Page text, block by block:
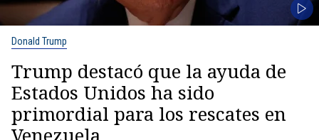
Donald Trump
Trump destacó que la ayuda de
Estados Unidos ha sido
primordial para los rescates en
Venezuela